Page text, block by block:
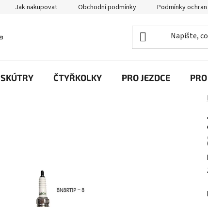
Jak nakupovat Obchodní podmínky Podmínky
SKÚTRY ČTYŘKOLKY PRO JEZDCE